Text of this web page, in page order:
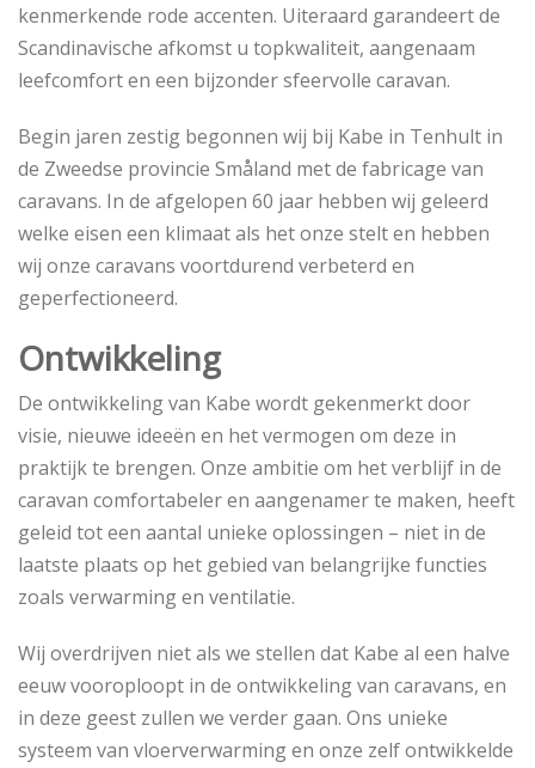
kenmerkende rode accenten. Uiteraard garandeert de
Scandinavische afkomst u topkwaliteit, aangenaam
leefcomfort en een bijzonder sfeervolle caravan.
Begin jaren zestig begonnen wij bij Kabe in Tenhult in
de Zweedse provincie Småland met de fabricage van
caravans. In de afgelopen 60 jaar hebben wij geleerd
welke eisen een klimaat als het onze stelt en hebben
wij onze caravans voortdurend verbeterd en
geperfectioneerd.
Ontwikkeling
De ontwikkeling van Kabe wordt gekenmerkt door
visie, nieuwe ideeën en het vermogen om deze in
praktijk te brengen. Onze ambitie om het verblijf in de
caravan comfortabeler en aangenamer te maken, heeft
geleid tot een aantal unieke oplossingen – niet in de
laatste plaats op het gebied van belangrijke functies
zoals verwarming en ventilatie.
Wij overdrijven niet als we stellen dat Kabe al een halve
eeuw vooroploopt in de ontwikkeling van caravans, en
in deze geest zullen we verder gaan. Ons unieke
systeem van vloerverwarming en onze zelf ontwikkelde